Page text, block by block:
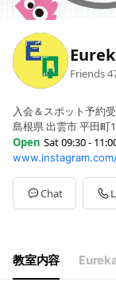
Friends
入会＆スポット予約
島根県 出雲市 平田町
Open Sat 09:30 -
SunClosed
MonClosed
Tue15:30 - 17:00
WedClosed
Sat09:30 - 11:00,13:00
月３回／教室カレンダ
Chat
教室内容